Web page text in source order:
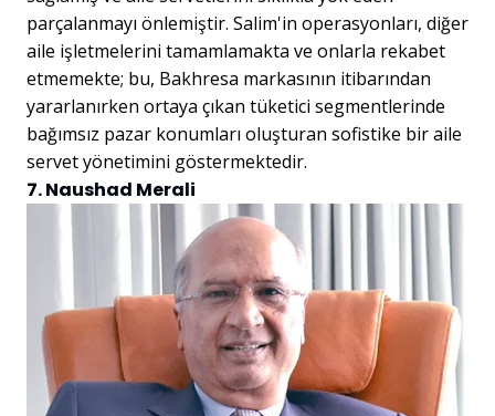
parçalanmayı önlemiştir. Salim'in operasyonları, diğer
aile işletmelerini tamamlamakta ve onlarla rekabet
etmemekte; bu, Bakhresa markasının itibarından
yararlanırken ortaya çıkan tüketici segmentlerinde
bağımsız pazar konumları oluşturan sofistike bir aile
servet yönetimini göstermektedir.
7. Naushad Merali